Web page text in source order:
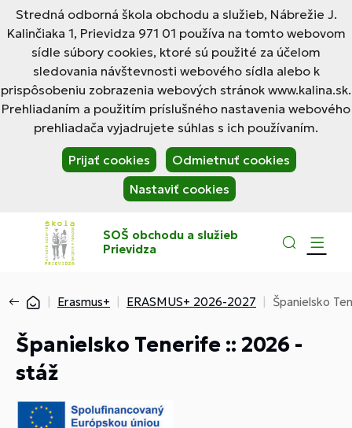
Stredná odborná škola obchodu a služieb, Nábrežie J.
Kalinčiaka 1, Prievidza 971 01 používa na tomto webovom
sídle súbory cookies, ktoré sú použité za účelom
sledovania návštevnosti webového sídla alebo k
prispôsobeniu zobrazenia webových stránok www.kalina.sk.
Prehliadaním a použitím príslušného nastavenia webového
prehliadača vyjadrujete súhlas s ich používaním.
Prijať cookies
Odmietnuť cookies
Nastaviť cookies
SOŠ obchodu a služieb
Prievidza
Erasmus+ ERASMUS+ 2026-2027 Španielsko
Španielsko Tenerife :: 2026 -
stáž